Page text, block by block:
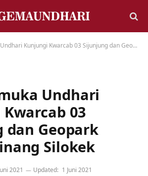
Kunjungi Kwarcab 03 Sijunjung dan Geopark Ranah Minang Silokek
Undhari
03
dan Geopark
Silokek
2021 Updated: 1 Juni 2021